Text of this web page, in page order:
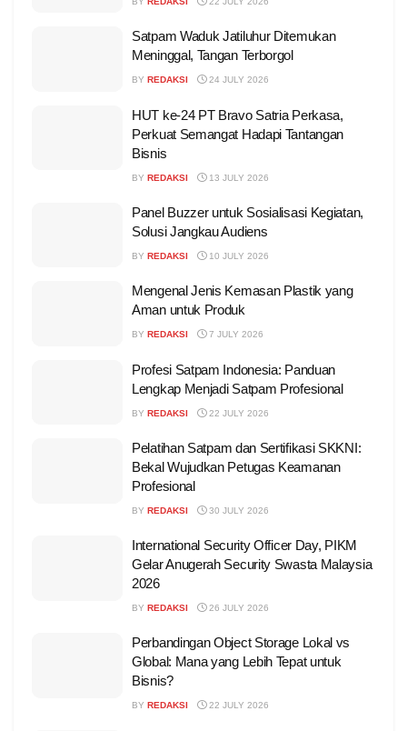
Satpam Waduk Jatiluhur Ditemukan
Meninggal, Tangan Terborgol
BY REDAKSI 24 JULY 2026
HUT ke-24 PT Bravo Satria Perkasa,
Perkuat Semangat Hadapi Tantangan
Bisnis
BY REDAKSI 13 JULY 2026
Panel Buzzer untuk Sosialisasi Kegiatan,
Solusi Jangkau Audiens
BY REDAKSI 10 JULY 2026
Mengenal Jenis Kemasan Plastik yang
Aman untuk Produk
BY REDAKSI 7 JULY 2026
Profesi Satpam Indonesia: Panduan
Lengkap Menjadi Satpam Profesional
BY REDAKSI 22 JULY 2026
Pelatihan Satpam dan Sertifikasi SKKNI:
Bekal Wujudkan Petugas Keamanan
Profesional
BY REDAKSI 30 JULY 2026
International Security Officer Day, PIKM
Gelar Anugerah Security Swasta Malaysia
2026
BY REDAKSI 26 JULY 2026
Perbandingan Object Storage Lokal vs
Global: Mana yang Lebih Tepat untuk
Bisnis?
BY REDAKSI 22 JULY 2026